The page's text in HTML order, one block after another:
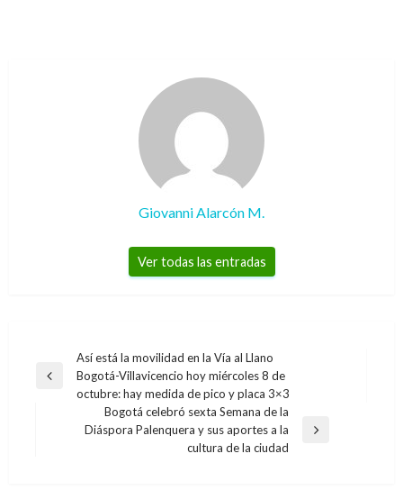
Giovanni Alarcón M.
Ver todas las entradas
Navegación
de
entradas
Entrada
Así está la movilidad en la Vía al Llano
Bogotá-Villavicencio hoy miércoles 8 de
octubre: hay medida de pico y placa 3×3
Entrada
Bogotá celebró sexta Semana de la
Diáspora Palenquera y sus aportes a la
cultura de la ciudad